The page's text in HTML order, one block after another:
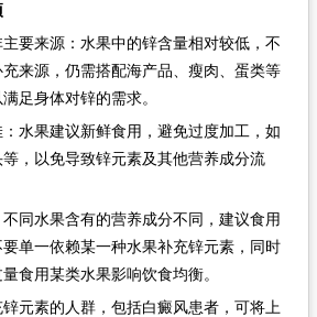
来源：水果中的锌含量相对较低，不
来源，仍需搭配海产品、瘦肉、蛋类等
足身体对锌的需求。​
果建议新鲜食用，避免过度加工，如
，以免导致锌元素及其他营养成分流
水果含有的营养成分不同，建议食用
单一依赖某一种水果补充锌元素，同时
食用某类水果影响饮食均衡。​
素的人群，包括白癜风患者，可将上